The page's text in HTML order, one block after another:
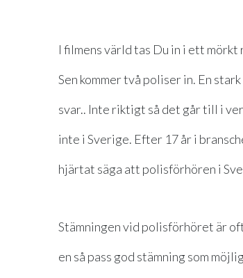
I filmens värld tas Du in i ett
Sen kommer två poliser in. En
svar.. Inte riktigt så det går till i
inte i Sverige. Efter 17 år i
hjärtat säga att polisförhören i
Stämningen vid polisförhöret är
en så pass god stämning som